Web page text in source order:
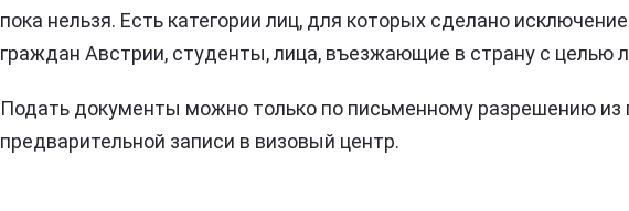
пока нельзя. Есть категории лиц, для которых сделано
граждан Австрии, студенты, лица, въезжающие в страну с целью
Подать документы можно только по письменному разрешению из
предварительной записи в визовый центр.